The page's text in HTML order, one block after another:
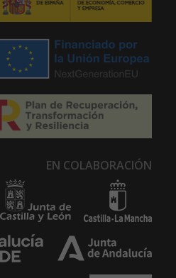
EN COLABORACIÓN